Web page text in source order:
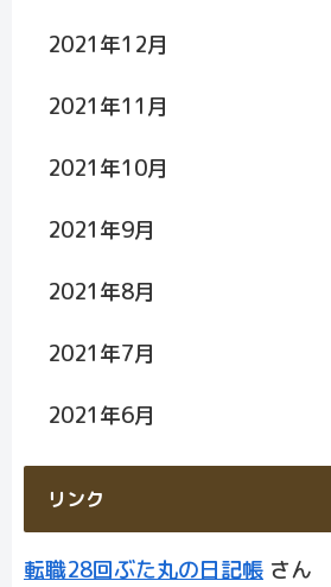
2021年12月
2021年11月
2021年10月
2021年9月
2021年8月
2021年7月
2021年6月
リンク
転職28回ぶた丸の日記帳 さん